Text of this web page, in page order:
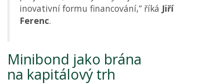
inovativní formu financování,“ říká Jiří
Ferenc.
Minibond jako brána
na kapitálový trh